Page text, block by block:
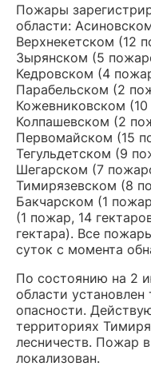
Пожары
области:
Верхнекетском (12
Зырянском (5
Кедровском (4
Парабельском (2
Кожевниковском
Колпашевском (2
Первомайском (15
Тегульдетском (9
Шегарском (7
Тимирязевском (8
Бакчарском (1
(1 пожар, 14
гектара). Все
суток с момента
По состоянию на 2
области
опасности.
территориях
лесничеств. Пожар
локализован.